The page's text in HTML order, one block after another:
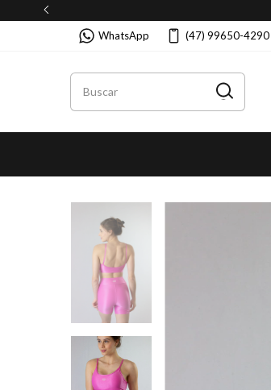
WhatsApp (47) 99650-4290